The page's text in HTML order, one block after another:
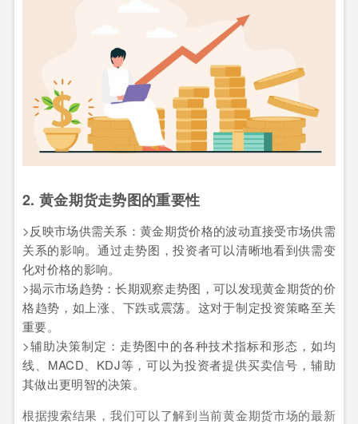
2. 黄金期货走势图的重要性
>反映市场供需关系：黄金期货价格的波动直接受市场供需
关系的影响。通过走势图，投资者可以清晰地看到供需变
化对价格的影响。
>揭示市场趋势：长期观察走势图，可以发现黄金期货的价
格趋势，如上涨、下跌或震荡。这对于制定投资策略至关
重要。
>辅助决策制定：走势图中的各种技术指标和形态，如均
线、MACD、KDJ等，可以为投资者提供买卖信号，辅助
其做出更明智的决策。
根据搜索结果，我们可以了解到当前黄金期货市场的最新